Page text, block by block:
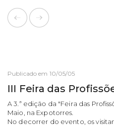
Publicado em 10/05/05
III Feira das
A 3.ª edição da "Feira das
Maio, na Expotorres.
No decorrer do evento, os